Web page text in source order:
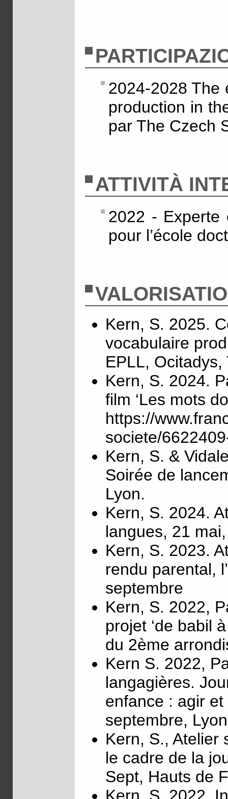
2024-2028 The
production in
par The Czech
ATTIVITÀ
2022 - Experte
pour l’école
Kern, S. 2025.
vocabulaire
EPLL,
Kern, S. 2024.
film ‘Les mots
https://
societe/
Kern, S. &
Soirée de
Lyon.
Kern, S. 2024.
langues, 21
Kern, S. 2023.
rendu parental,
septembre
Kern, S. 2022,
projet ‘de babil
du 2ème
Kern S. 2022,
langagières.
enfance : agir
septembre,
Kern, S., Atelier
le cadre de la
Sept, Hauts de
Kern, S. 2022.